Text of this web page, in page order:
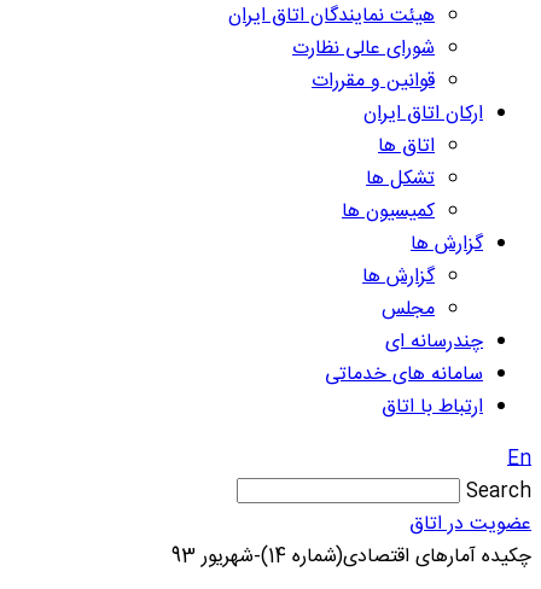
هیئت نمایندگان اتاق ایران
شورای عالی نظارت
قوانین و مقررات
ارکان اتاق ایران
اتاق ها
تشکل ها
کمیسیون ها
گزارش ها
گزارش ها
مجلس
چندرسانه ای
سامانه های خدماتی
ارتباط با اتاق
En
Search
عضویت در اتاق
چکیده آمارهای اقتصادی(شماره 14)-شهریور 93